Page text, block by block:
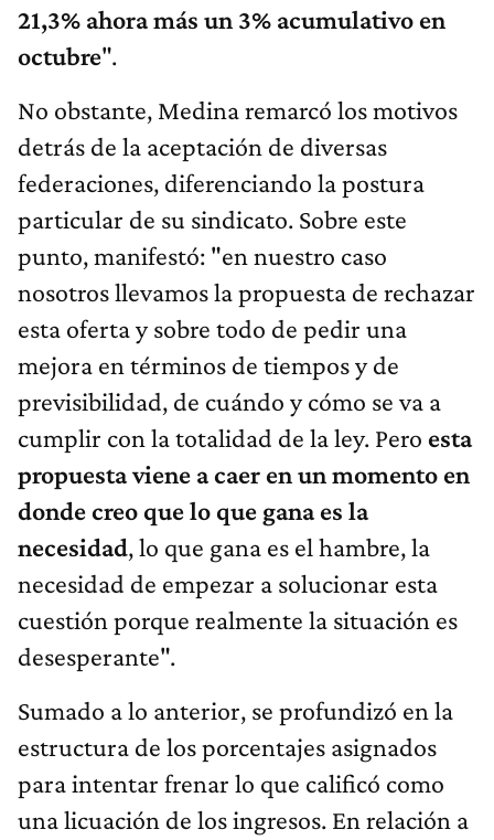
21,3% ahora más un 3% acumulativo en
octubre".
No obstante, Medina remarcó los motivos
detrás de la aceptación de diversas
federaciones, diferenciando la postura
particular de su sindicato. Sobre este
punto, manifestó: "en nuestro caso
nosotros llevamos la propuesta de rechazar
esta oferta y sobre todo de pedir una
mejora en términos de tiempos y de
previsibilidad, de cuándo y cómo se va a
cumplir con la totalidad de la ley. Pero esta
propuesta viene a caer en un momento en
donde creo que lo que gana es la
necesidad, lo que gana es el hambre, la
necesidad de empezar a solucionar esta
cuestión porque realmente la situación es
desesperante".
Sumado a lo anterior, se profundizó en la
estructura de los porcentajes asignados
para intentar frenar lo que calificó como
una licuación de los ingresos. En relación a